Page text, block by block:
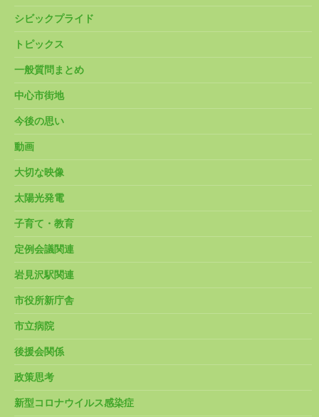
シビックプライド
トピックス
一般質問まとめ
中心市街地
今後の思い
動画
大切な映像
太陽光発電
子育て・教育
定例会議関連
岩見沢駅関連
市役所新庁舎
市立病院
後援会関係
政策思考
新型コロナウイルス感染症